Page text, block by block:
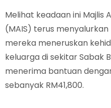
Melihat keadaan ini Majlis
(MAIS) terus
mereka meneruskan
keluarga di sekitar Sabak
menerima bantuan
sebanyak RM41,800.